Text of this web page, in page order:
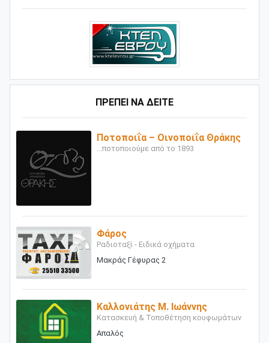
ΠΡΕΠΕΙ ΝΑ ΔΕΙΤΕ
Ποτοποιΐα – Οινοποιΐα Θράκης
...ποτοποιούμε από το 1893
Φάρος
Ραδιοταξί - Ειδικά οχήματα
Μακράς Γέφυρας 2
Καλλονιάτης Μ. Ιωάννης
Κατασκευή & Τοποθέτηση κουφωμάτων
Απαλός